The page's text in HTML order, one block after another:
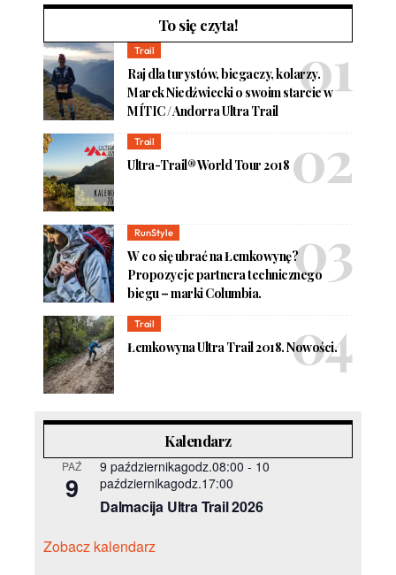
To się czyta!
Trail
Raj dla turystów, biegaczy, kolarzy.
Marek Niedźwiecki o swoim starcie w
MÍTIC / Andorra Ultra Trail
Trail
Ultra-Trail® World Tour 2018
RunStyle
W co się ubrać na Łemkowynę?
Propozycje partnera technicznego
biegu – marki Columbia.
Trail
Łemkowyna Ultra Trail 2018. Nowości.
Kalendarz
PAŹ
9
9 październikagodz.08:00 - 10
październikagodz.17:00
Dalmacija Ultra Trail 2026
Zobacz kalendarz